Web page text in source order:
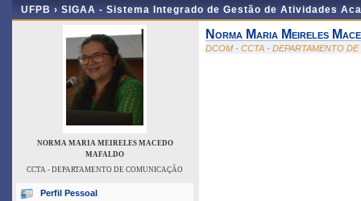
UFPB › SIGAA - Sistema Integrado de Gestão de Atividades
NORMA MARIA MEIRELES MACEDO
MAFALDO
CCTA - DEPARTAMENTO DE COMUNICAÇÃO
Perfil Pessoal
Norma Maria Meireles
DCOM - CCTA - DEPARTAMENTO